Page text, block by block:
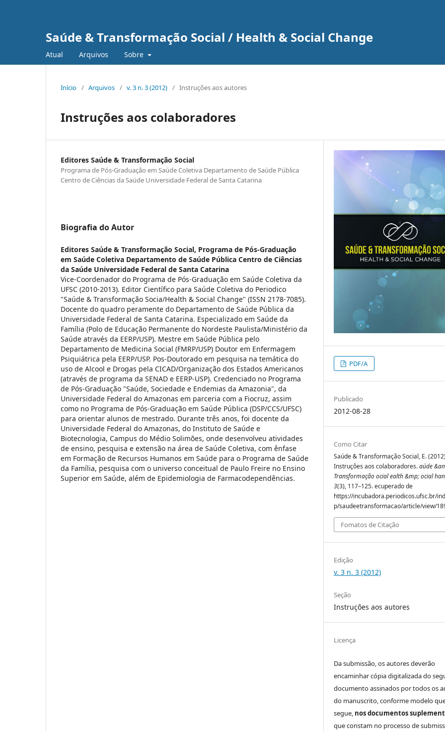
Saúde & Transformação Social / Health & Social Change
Atual Arquivos Sobre
Início / Arquivos / v. 3 n. 3 (2012) / Instruções aos autores
Instruções aos colaboradores
Editores Saúde & Transformação Social
Programa de Pós-Graduação em Saúde Coletiva Departamento de Saúde Pública
Centro de Ciências da Saúde Universidade Federal de Santa Catarina
Biografia do Autor
Editores Saúde & Transformação Social, Programa de Pós-Graduação
em Saúde Coletiva Departamento de Saúde Pública Centro de Ciências
da Saúde Universidade Federal de Santa Catarina
Vice-Coordenador do Programa de Pós-Graduação em Saúde Coletiva da
UFSC (2010-2013). Editor Científico para Saúde Coletiva do Periodico
"Saúde & Transformação Socia/Health & Social Change" (ISSN 2178-7085).
Docente do quadro peramente do Departamento de Saúde Pública da
Universidade Federal de Santa Catarina. Especializado em Saúde da
Família (Polo de Educação Permanente do Nordeste Paulista/Ministério da
Saúde através da EERP/USP). Mestre em Saúde Pública pelo
Departamento de Medicina Social (FMRP/USP) Doutor em Enfermagem
Psiquiátrica pela EERP/USP. Pos-Doutorado em pesquisa na temática do
uso de Alcool e Drogas pela CICAD/Organização dos Estados Americanos
(através de programa da SENAD e EERP-USP). Credenciado no Programa
de Pós-Graduação "Saúde, Sociedade e Endemias da Amazonia", da
Universidade Federal do Amazonas em parceria com a Fiocruz, assim
como no Programa de Pós-Graduação em Saúde Pública (DSP/CCS/UFSC)
para orientar alunos de mestrado. Durante três anos, foi docente da
Universidade Federal do Amazonas, do Instituto de Saúde e
Biotecnologia, Campus do Médio Solimões, onde desenvolveu atividades
de ensino, pesquisa e extensão na área de Saúde Coletiva, com ênfase
em Formação de Recursos Humanos em Saúde para o Programa de Saúde
da Família, pesquisa com o universo conceitual de Paulo Freire no Ensino
Superior em Saúde, além de Epidemiologia de Farmacodependências.
PDF/A
Publicado
2012-08-28
Como Citar
Saúde & Transformação Social, E.
Instruções aos colaboradores.aúde
Transformação ocial ealth &mp; ocial
3(3), 117–125. ecuperado de
https://incubadora.periodicos.ufsc.br/
p/saudeetransformacao/article/view/
Fomatos de Citação
Edição
v. 3 n. 3 (2012)
Seção
Instruções aos autores
Licença
Da submissão, os autores deverão
encaminhar cópia digitalizada do
documento assinados por todos os
do manuscrito, conforme modelo
segue, nos documentos
que constam no processo de